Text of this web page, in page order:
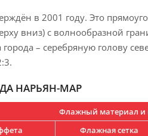
в 2001 году. Это
вниз) с волнообразной
– серебряную голову
НАРЬЯН-МАР
Флажный материал и
Флажная сетка